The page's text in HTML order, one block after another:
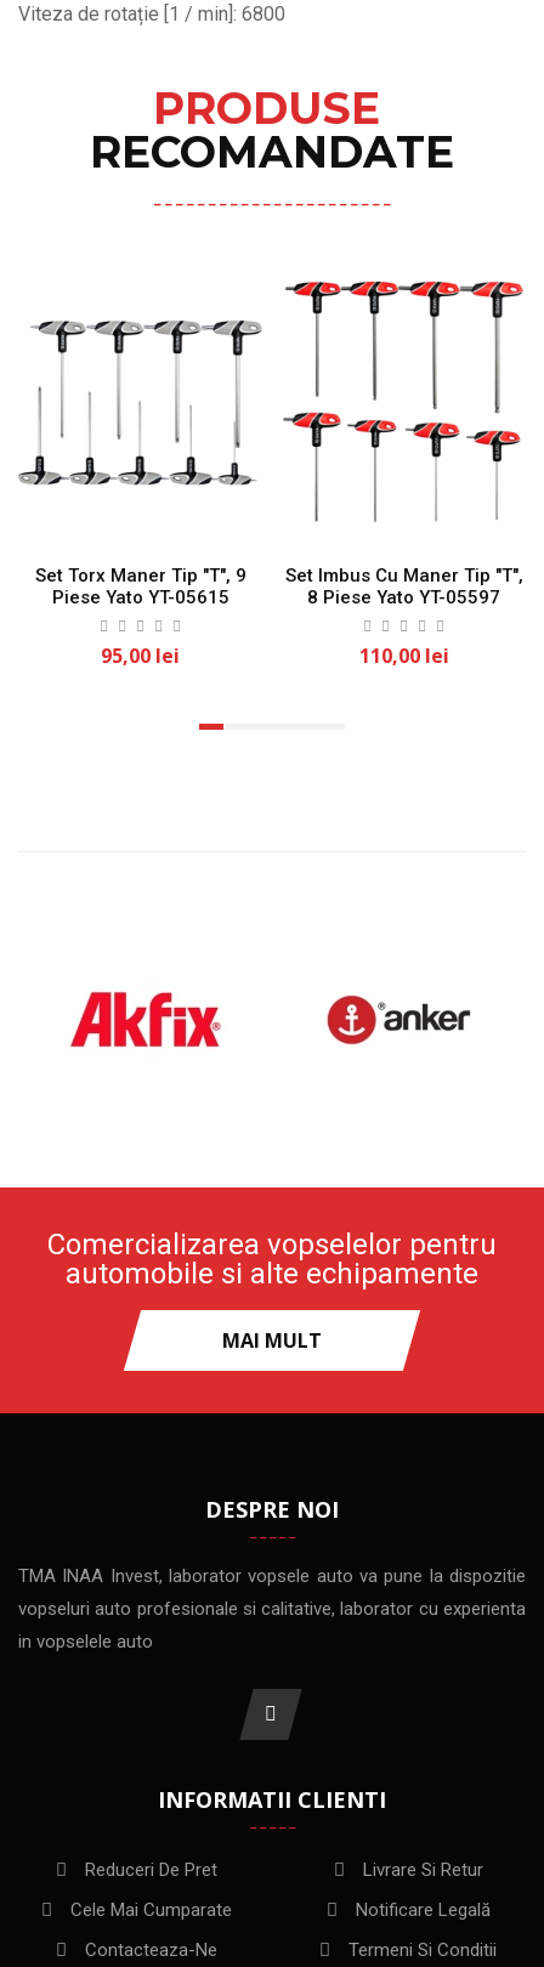
Viteza de rotație [1 / min]: 6800
PRODUSE
RECOMANDATE
Set Torx Maner Tip "T", 9
Piese Yato YT-05615
95,00 lei
Set Imbus Cu Maner Tip "T",
8 Piese Yato YT-05597
110,00 lei
Comercializarea vopselelor pentru
automobile si alte echipamente
MAI MULT
DESPRE NOI
TMA INAA Invest, laborator vopsele auto va pune la dispozitie
vopseluri auto profesionale si calitative, laborator cu experienta
in vopselele auto
INFORMATII CLIENTI
Reduceri De Pret
Cele Mai Cumparate
Contacteaza-Ne
Livrare Si Retur
Notificare Legală
Termeni Si Conditii